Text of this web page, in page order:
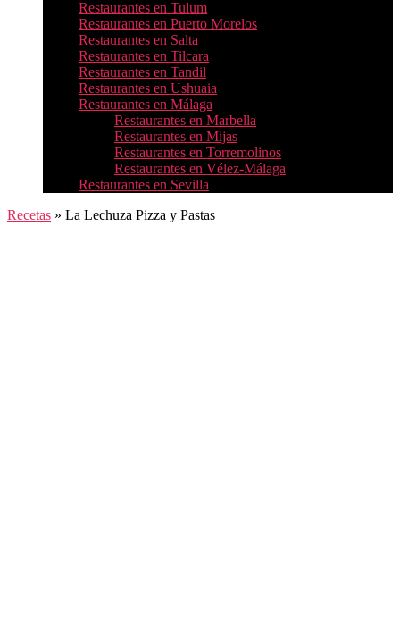
Restaurantes en Tulum
Restaurantes en Puerto Morelos
Restaurantes en Salta
Restaurantes en Tilcara
Restaurantes en Tandil
Restaurantes en Ushuaia
Restaurantes en Málaga
Restaurantes en Marbella
Restaurantes en Mijas
Restaurantes en Torremolinos
Restaurantes en Vélez-Málaga
Restaurantes en Sevilla
Recetas » La Lechuza Pizza y Pastas